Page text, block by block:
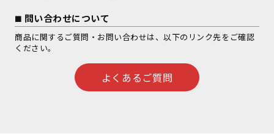
問い合わせについて
商品に関するご質問・お問い合わせは、以下のリンク先をご確認
ください。
よくあるご質問